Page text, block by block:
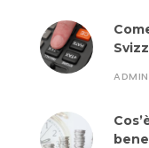
ADMIN